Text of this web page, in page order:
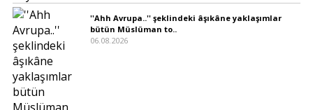
''Ahh Avrupa..'' şeklindeki âşıkâne yaklaşımlar
bütün Müslüman to..
06.08.2026